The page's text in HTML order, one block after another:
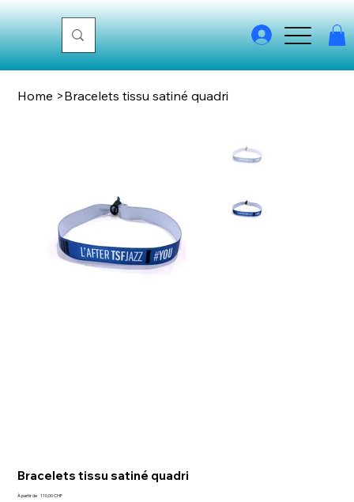
Home >Bracelets tissu satiné quadri
Bracelets tissu satiné quadri
À partir de Prix
110,00 CHF